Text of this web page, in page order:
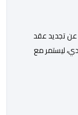
عن تجديد عقد
ليستمر مع